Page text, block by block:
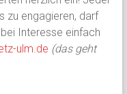
zu engagieren, darf
Interesse einfach
ulm.de (das geht